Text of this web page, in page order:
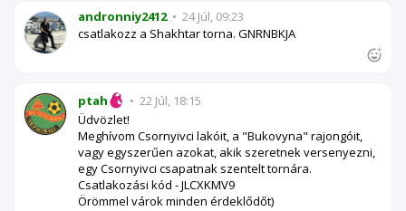
andronniy2412 • 24 Júl, 09:23
csatlakozz a Shakhtar torna. GNRNBKJA
ptah • 22 Júl, 18:15
Üdvözlet!
Meghívom Csornyivci lakóit, a "Bukovyna" rajongóit,
vagy egyszerűen azokat, akik szeretnek versenyezni,
egy Csornyivci csapatnak szentelt tornára.
Csatlakozási kód - JLCXKMV9
Örömmel várok minden érdeklődőt)